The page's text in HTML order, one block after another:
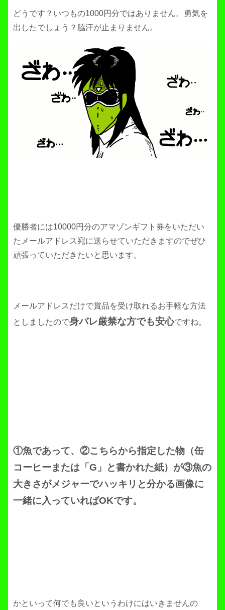
どうです？いつもの1000円分ではありません。勇気を
出したでしょう？脇汗が止まりません。
優勝者には10000円分のアマゾンギフト券をいただい
たメールアドレス宛に送らせていただきますのでぜひ
頑張っていただきたいと思います。
メールアドレスだけで賞品を受け取れるお手軽な方法
としましたので身バレ厳禁な方でも安心ですね。
①魚であって、②こちらから指定した物（缶
コーヒーまたは「G」と書かれた紙）が③魚の
大きさがメジャーでハッキリと分かる画像に
一緒に入っていればOKです。
かといって何でも良いというわけにはいきませんの